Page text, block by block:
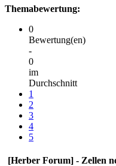
Themabewertung:
0
Bewertung(en)
-
0
im
Durchschnitt
1
2
3
4
5
[Herber Forum] - Zellen